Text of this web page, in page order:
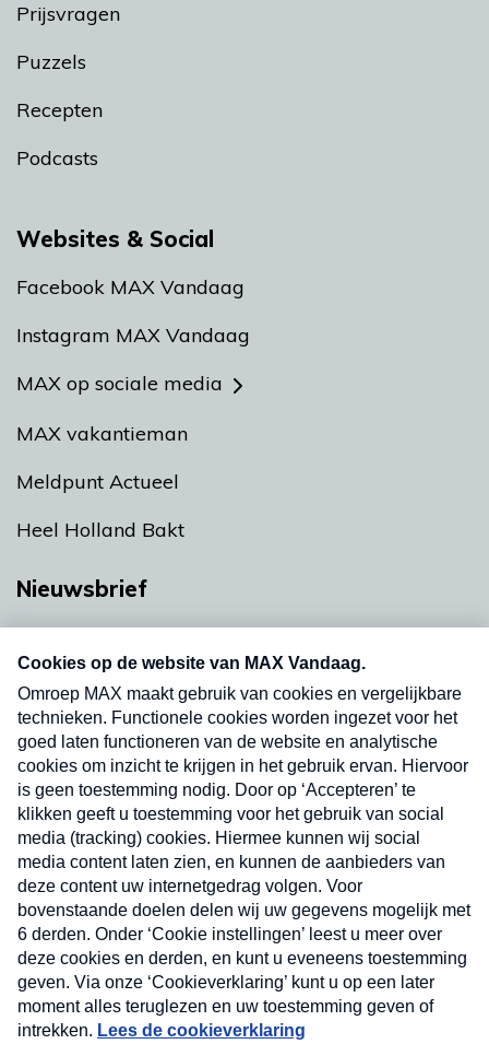
Prijsvragen
Puzzels
Recepten
Podcasts
Websites & Social
Facebook MAX Vandaag
Instagram MAX Vandaag
MAX op sociale media
MAX vakantieman
Meldpunt Actueel
Heel Holland Bakt
Nieuwsbrief
Neem hier een gratis abonnement op onze
nieuwsbrief. Elke vrijdag- en dinsdagochtend in
uw mailbox.
Verzend
Nieuwsbrief
Neem hier een gratis abonnement op onze
nieuwsbrief. Elke vrijdag- en dinsdagochtend in uw